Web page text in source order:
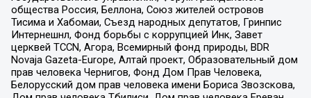
общества Россия, Беллона, Союз жителей островов
Тисима и Хабомаи, Съезд народных депутатов, Гринпис
Интернешнл, Фонд борьбы с коррупцией Инк, Завет
церквей TCCN, Агора, Всемирный фонд природы, BDR
Novaja Gazeta-Europe, Алтай проект, Образовательный дом
прав человека Чернигов, Фонд Дом Прав Человека,
Белорусский дом прав человека имени Бориса Звозскова,